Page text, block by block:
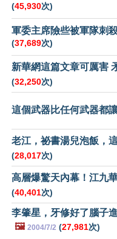
(45,930次)
軍委主席險些被軍隊刺
(37,689次)
新華網這篇文章可厲害
(32,250次)
這個武器比任何武器都
老江，祕書湯兒泡飯，
(28,017次)
高層爆驚天內幕！江九
(40,401次)
李肇星，牙修好了腦子
🖼️ 2004/7/2 (27,981次)